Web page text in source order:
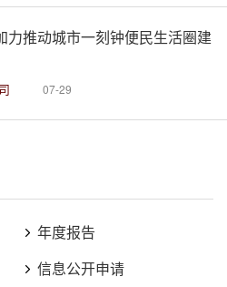
力推动城市一刻钟便民生活圈建
07-29
年度报告
信息公开申请